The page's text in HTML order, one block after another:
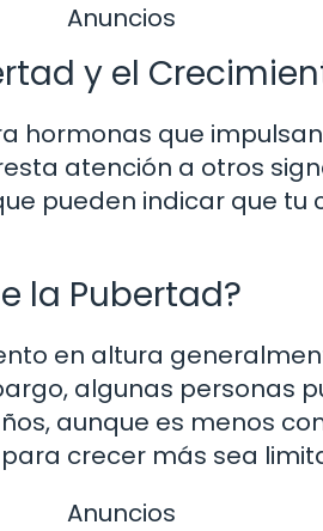
Anuncios
y el
hormonas que
atención a otros
pueden indicar que tu
la Pubertad?
en altura
algunas personas
aunque es menos
crecer más sea
Anuncios